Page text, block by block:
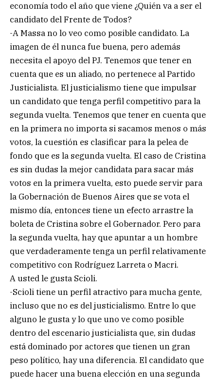
economía todo el año que viene ¿Quién va a ser el
candidato del Frente de Todos?
-A Massa no lo veo como posible candidato. La
imagen de él nunca fue buena, pero además
necesita el apoyo del PJ. Tenemos que tener en
cuenta que es un aliado, no pertenece al Partido
Justicialista. El justicialismo tiene que impulsar
un candidato que tenga perfil competitivo para la
segunda vuelta. Tenemos que tener en cuenta que
en la primera no importa si sacamos menos o más
votos, la cuestión es clasificar para la pelea de
fondo que es la segunda vuelta. El caso de Cristina
es sin dudas la mejor candidata para sacar más
votos en la primera vuelta, esto puede servir para
la Gobernación de Buenos Aires que se vota el
mismo día, entonces tiene un efecto arrastre la
boleta de Cristina sobre el Gobernador. Pero para
la segunda vuelta, hay que apuntar a un hombre
que verdaderamente tenga un perfil relativamente
competitivo con Rodríguez Larreta o Macri.
A usted le gusta Scioli.
-Scioli tiene un perfil atractivo para mucha gente,
incluso que no es del justicialismo. Entre lo que
alguno le gusta y lo que uno ve como posible
dentro del escenario justicialista que, sin dudas
está dominado por actores que tienen un gran
peso político, hay una diferencia. El candidato que
puede hacer una buena elección en una segunda